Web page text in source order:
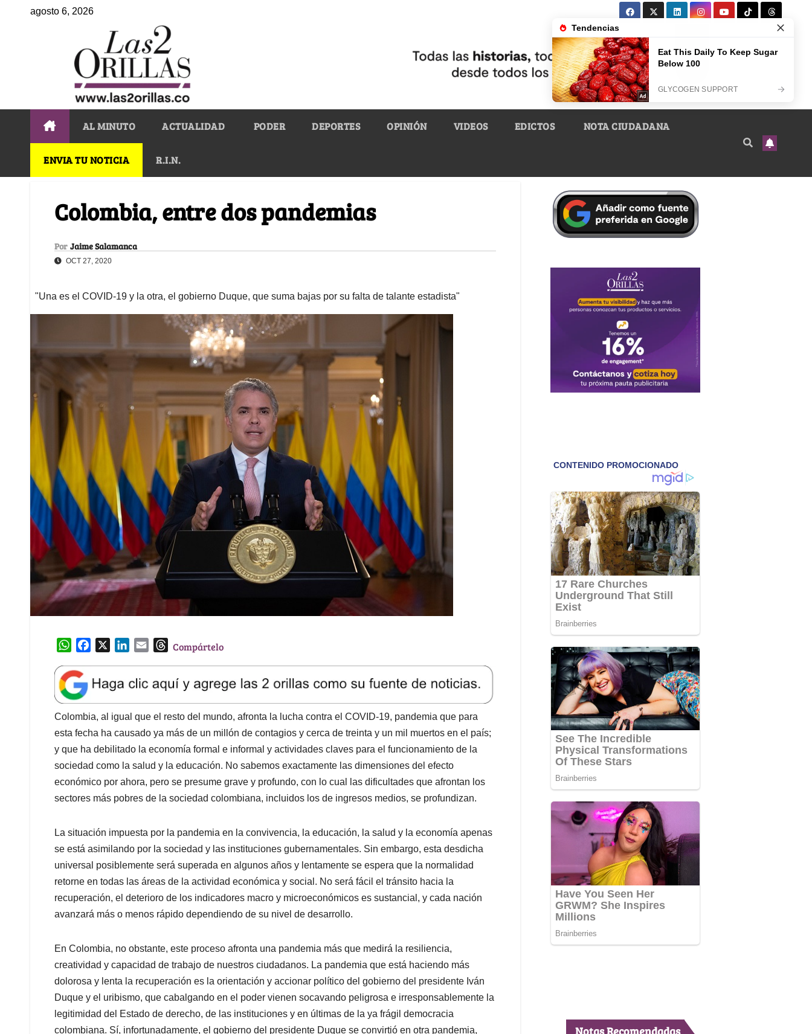
agosto 6, 2026
AL MINUTO ACTUALIDAD PODER DEPORTES OPINIÓN VIDEOS EDICTOS NOTA CIUDADANA
ENVIA TU NOTICIA R.I.N.
Colombia, entre dos pandemias
Por Jaime Salamanca
OCT 27, 2020
"Una es el COVID-19 y la otra, el gobierno Duque, que suma bajas por su falta de talante estadista"
W
a
t
s
A
p
p
e
b
o
o
k
k
e
d
I
n
l
T
e
a
d
s
Compártelo
Colombia, al igual que el resto del mundo, afronta la lucha contra el COVID-19, pandemia que para
esta fecha ha causado ya más de un millón de contagios y cerca de treinta y un mil muertos en el país;
y que ha debilitado la economía formal e informal y actividades claves para el funcionamiento de la
sociedad como la salud y la educación. No sabemos exactamente las dimensiones del efecto
económico por ahora, pero se presume grave y profundo, con lo cual las dificultades que afrontan los
sectores más pobres de la sociedad colombiana, incluidos los de ingresos medios, se profundizan.
La situación impuesta por la pandemia en la convivencia, la educación, la salud y la economía apenas
se está asimilando por la sociedad y las instituciones gubernamentales. Sin embargo, esta desdicha
universal posiblemente será superada en algunos años y lentamente se espera que la normalidad
retorne en todas las áreas de la actividad económica y social. No será fácil el tránsito hacia la
recuperación, el deterioro de los indicadores macro y microeconómicos es sustancial, y cada nación
avanzará más o menos rápido dependiendo de su nivel de desarrollo.
En Colombia, no obstante, este proceso afronta una pandemia más que medirá la resiliencia,
creatividad y capacidad de trabajo de nuestros ciudadanos. La pandemia que está haciendo más
dolorosa y lenta la recuperación es la orientación y accionar político del gobierno del presidente Iván
Duque y el uribismo, que cabalgando en el poder vienen socavando peligrosa e irresponsablemente la
legitimidad del Estado de derecho, de las instituciones y en últimas de la ya frágil democracia
colombiana. Sí, infortunadamente, el gobierno del presidente Duque se convirtió en otra pandemia,
Notas Recomendadas